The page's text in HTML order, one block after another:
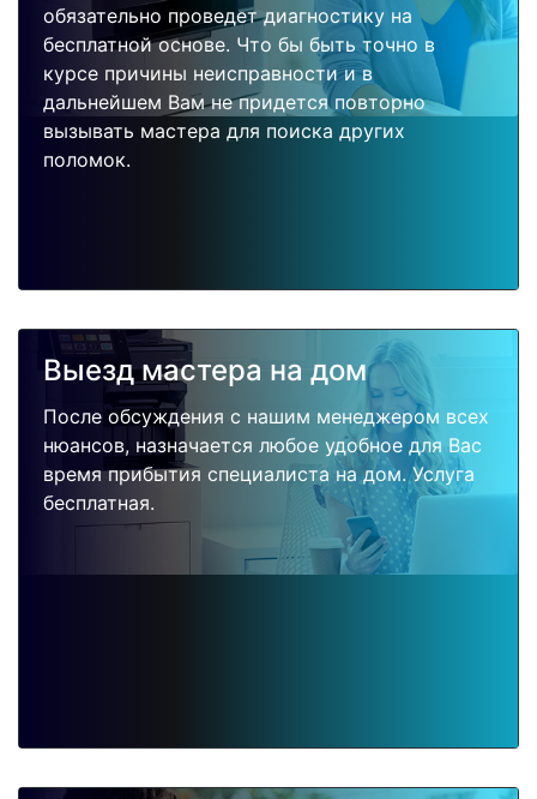
обязательно проведет диагностику на
бесплатной основе. Что бы быть точно в
курсе причины неисправности и в
дальнейшем Вам не придется повторно
вызывать мастера для поиска других
поломок.
Выезд мастера на дом
После обсуждения с нашим менеджером всех
нюансов, назначается любое удобное для Вас
время прибытия специалиста на дом. Услуга
бесплатная.